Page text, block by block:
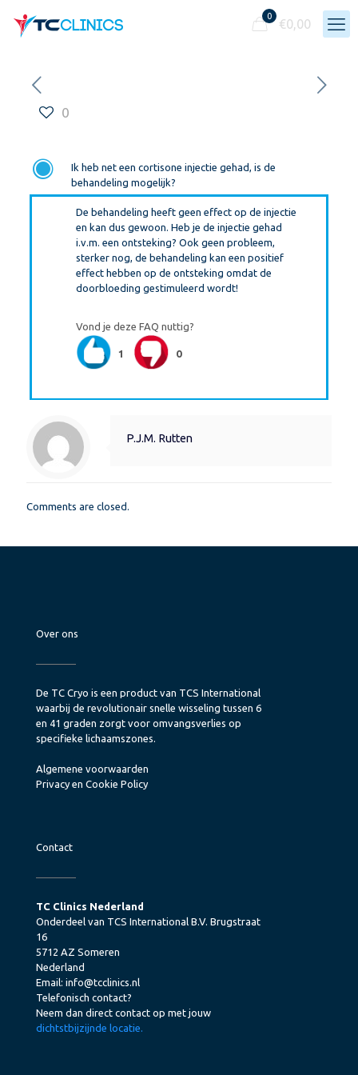
0
€0,00
0
F
Ik heb net een cortisone injectie gehad, is de
behandeling mogelijk?
De behandeling heeft geen effect op de injectie
en kan dus gewoon. Heb je de injectie gehad
i.v.m. een ontsteking? Ook geen probleem,
sterker nog, de behandeling kan een positief
effect hebben op de ontsteking omdat de
doorbloeding gestimuleerd wordt!
Vond je deze FAQ nuttig?
1 0
P.J.M. Rutten
Comments are closed.
Over ons
De TC Cryo is een product van TCS International
waarbij de revolutionair snelle wisseling tussen 6
en 41 graden zorgt voor omvangsverlies op
specifieke lichaamszones.
Algemene voorwaarden
Privacy en Cookie Policy
Contact
TC Clinics Nederland
Onderdeel van TCS International B.V. Brugstraat
16
5712 AZ Someren
Nederland
Email: info@tcclinics.nl
Telefonisch contact?
Neem dan direct contact op met jouw
dichtstbijzijnde locatie.